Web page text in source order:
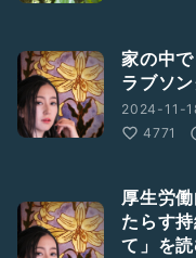
家の中
ラブソ
2024-11-
4771
厚生労
たらす
て」を